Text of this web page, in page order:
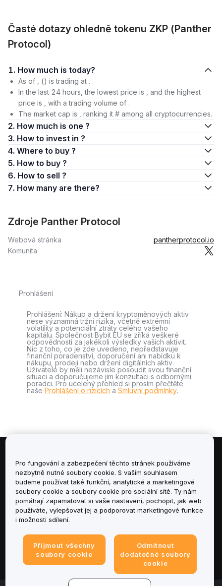
Časté dotazy ohledně tokenu ZKP (Panther
Protocol)
1. How much is today?
As of , () is trading at .
In the last 24 hours, the lowest price is , and the highest
price is , with a trading volume of .
The market cap is , ranking it # among all cryptocurrencies.
2. How much is one ?
3. How to invest in ?
4. Where to buy ?
5. How to buy ?
6. How to sell ?
7. How many are there?
Zdroje Panther Protocol
Webová stránka
pantherprotocol.io
Komunita
Prohlášení
Prohlášení: Nákup a držení kryptoměnových aktiv
nese významná tržní rizika, včetně extrémní
volatility a potenciální ztráty celého vašeho
kapitálu. Společnost Bybit EU se zříká veškeré
odpovědnosti za jakékoli výsledky vašich aktivit.
Nic z toho, co je zde uvedeno, nepředstavuje
finanční poradenství, doporučení ani nabídku k
nákupu, prodeji nebo držení digitálních aktiv.
Uživatelé by měli nezávisle posoudit svou finanční
situaci a doporučujeme jim konzultaci s odbornými
poradci. Pro ucelený přehled si prosím přečtěte
naše Prohlášení o rizicích a Smluvní podmínky.
Informace
Služby
podpora
Právní informace
Pro fungování a zabezpečení těchto stránek používáme
nezbytně nutné soubory cookie. S vaším souhlasem
budeme používat také funkční, analytické a marketingové
soubory cookie a soubory cookie pro sociální sítě. Ty nám
pomáhají zapamatovat si vaše nastavení, pochopit, jak web
používáte, vylepšovat jej a podporovat marketingové funkce
i možnosti sdílení.
Přijmout všechny
soubory cookie
Odmítnout
dodatečné soubory
cookie